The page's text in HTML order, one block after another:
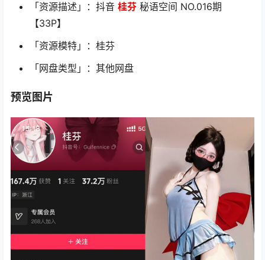
「资源描述」：抖音 桂芬 秘语空间 NO.016期
【33P】
「资源模特」：桂芬
「网盘类型」：其他网盘
预览图片